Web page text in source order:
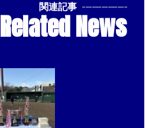
関連記事 --------------
Related News